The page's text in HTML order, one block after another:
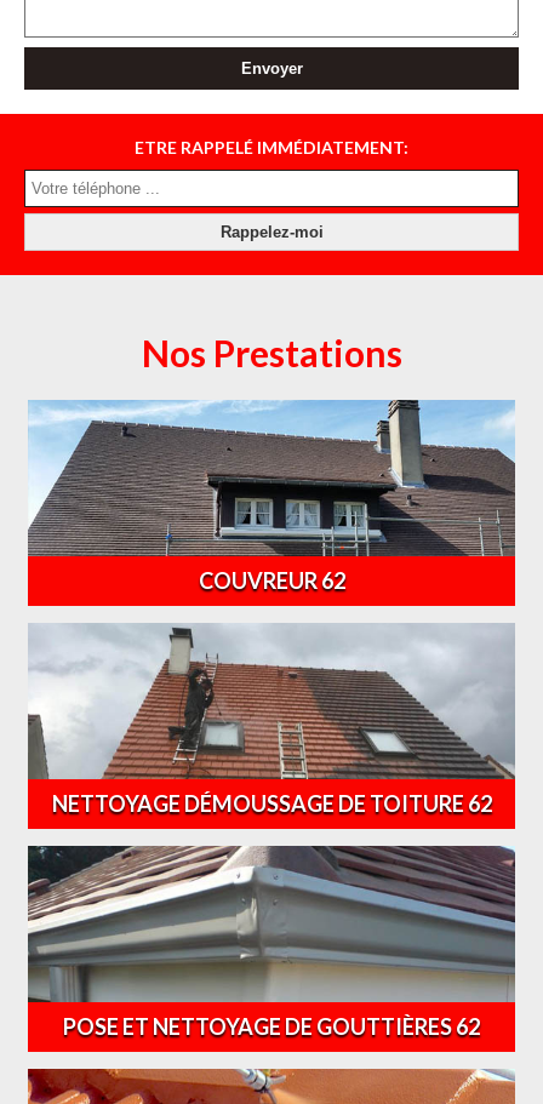
ETRE RAPPELÉ IMMÉDIATEMENT:
Nos Prestations
COUVREUR 62
NETTOYAGE DÉMOUSSAGE DE TOITURE 62
POSE ET NETTOYAGE DE GOUTTIÈRES 62